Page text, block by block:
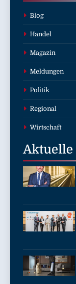
Blog
Handel
Magazin
Meldungen
Politik
Regional
Wirtschaft
Aktuelle